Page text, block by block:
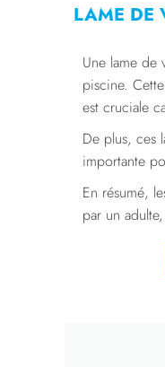
LAME DE
Une lame de
piscine.
est cruciale
De plus, ces
importante
En résumé,
par un